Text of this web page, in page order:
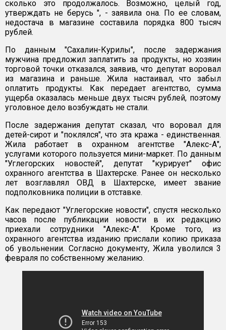
сколько это продолжалось. Возможно, целый год,
утверждать не берусь ", - заявила она. По ее словам,
недостача в магазине составила порядка 800 тысяч
рублей.
По данным "Сахалин-Курилы", после задержания
мужчина предложил заплатить за продукты, но хозяин
торговой точки отказался, заявив, что депутат воровал
из магазина и раньше. Жила настаивал, что забыл
оплатить продукты. Как передает агентство, сумма
ущерба оказалась меньше двух тысяч рублей, поэтому
уголовное дело возбуждать не стали.
После задержания депутат сказал, что воровал для
детей-сирот и "поклялся", что эта кража - единственная.
Жила работает в охранном агентстве "Алекс-А",
услугами которого пользуется мини-маркет. По данным
"Углегорских новостей", депутат "курирует" офис
охранного агентства в Шахтерске. Ранее он несколько
лет возглавлял ОВД в Шахтерске, имеет звание
подполковника полиции в отставке.
Как передают "Углегорские новости", спустя несколько
часов после публикации новости в их редакцию
приехали сотрудники "Алекс-А". Кроме того, из
охранного агентства изданию прислали копию приказа
об увольнении. Согласно документу, Жила уволился 3
февраля по собственному желанию.